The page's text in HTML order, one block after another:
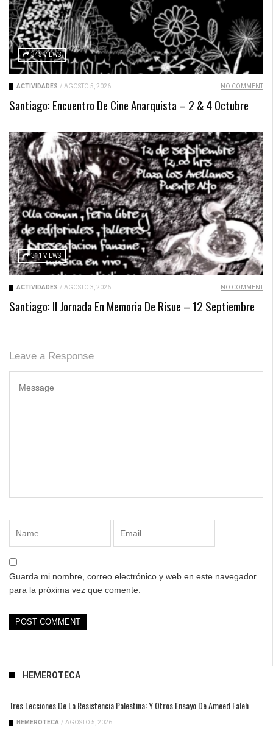
345 VIEWS
ACTIVIDADES / AGOSTO 5, 2026 NO COMMENT
Santiago: Encuentro De Cine Anarquista – 2 & 4 Octubre
311 VIEWS
ACTIVIDADES / AGOSTO 3, 2026 NO COMMENT
Santiago: II Jornada En Memoria De Risue – 12 Septiembre
Leave a Response
Guarda mi nombre, correo electrónico y web en este navegador
para la próxima vez que comente.
HEMEROTECA
Tres Lecciones De La Resistencia Palestina: Y Otros Ensayo De Ameed Faleh
HEMEROTECA / AGOSTO 5, 2026